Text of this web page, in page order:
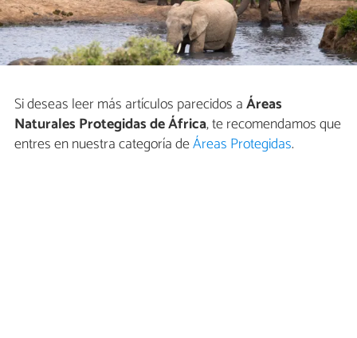
Si deseas leer más artículos parecidos aÁreas
Naturales Protegidas de África, te recomendamos que
entres en nuestra categoría deÁreas Protegidas.